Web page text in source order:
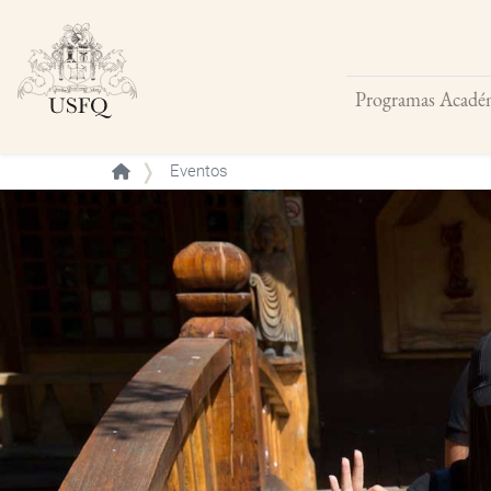
Programas
Buscar
Eventos